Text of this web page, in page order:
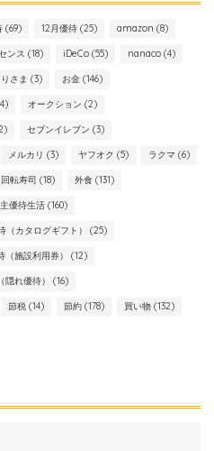
(69) 12月優待 (25) amazon (8)
ンス (18) iDeCo (55) nanaco (4)
さま (3) お金 (146)
オークション (2)
セブンイレブン (3)
メルカリ (3) ヤフオク (5) ラクマ (6)
回転寿司 (18) 外食 (131)
優待生活 (160)
（カタログギフト） (25)
（施設利用券） (12)
隠れ優待） (16)
節税 (14) 節約 (178) 買い物 (132)